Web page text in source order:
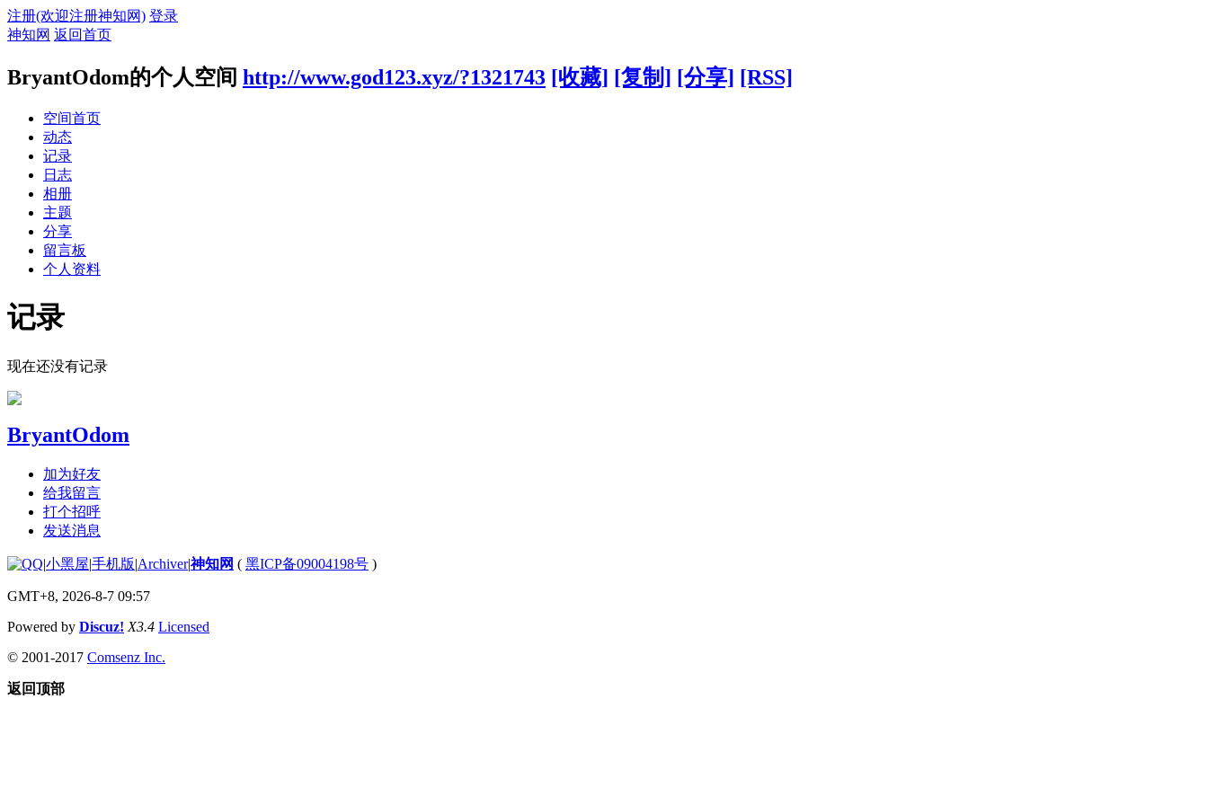
注册(欢迎注册神知网) 登录
神知网 返回首页
BryantOdom的个人空间 http://www.god123.xyz/?1321743 [收藏] [复制] [分享] [RSS]
空间首页
动态
记录
日志
相册
主题
分享
留言板
个人资料
记录
现在还没有记录
BryantOdom
加为好友
给我留言
打个招呼
发送消息
|小黑屋|手机版|Archiver|神知网 ( 黑ICP备09004198号 )
GMT+8, 2026-8-7 09:57
Powered by Discuz! X3.4 Licensed
© 2001-2017 Comsenz Inc.
返回顶部